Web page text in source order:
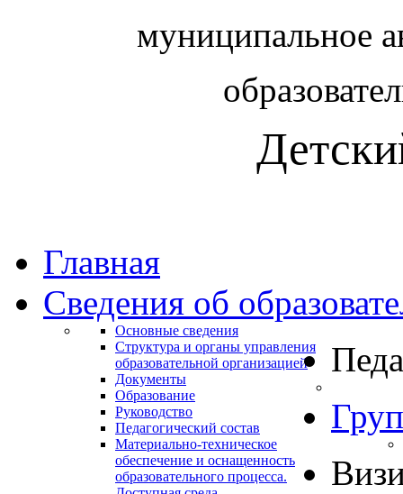
муниципальное
Главная
Сведения об
Основные сведения
Структура и органы управления
образовательной организацией
Документы
Образование
Руководство
Педагогический состав
Материально-техническое
обеспечение и оснащенность
образовательного процесса.